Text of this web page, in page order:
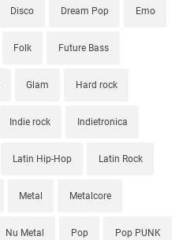
Disco Dream Pop Emo
Folk Future Bass
Glam Hard rock
Indie rock Indietronica
Latin Hip-Hop Latin Rock
Metal Metalcore
Nu Metal Pop Pop PUNK